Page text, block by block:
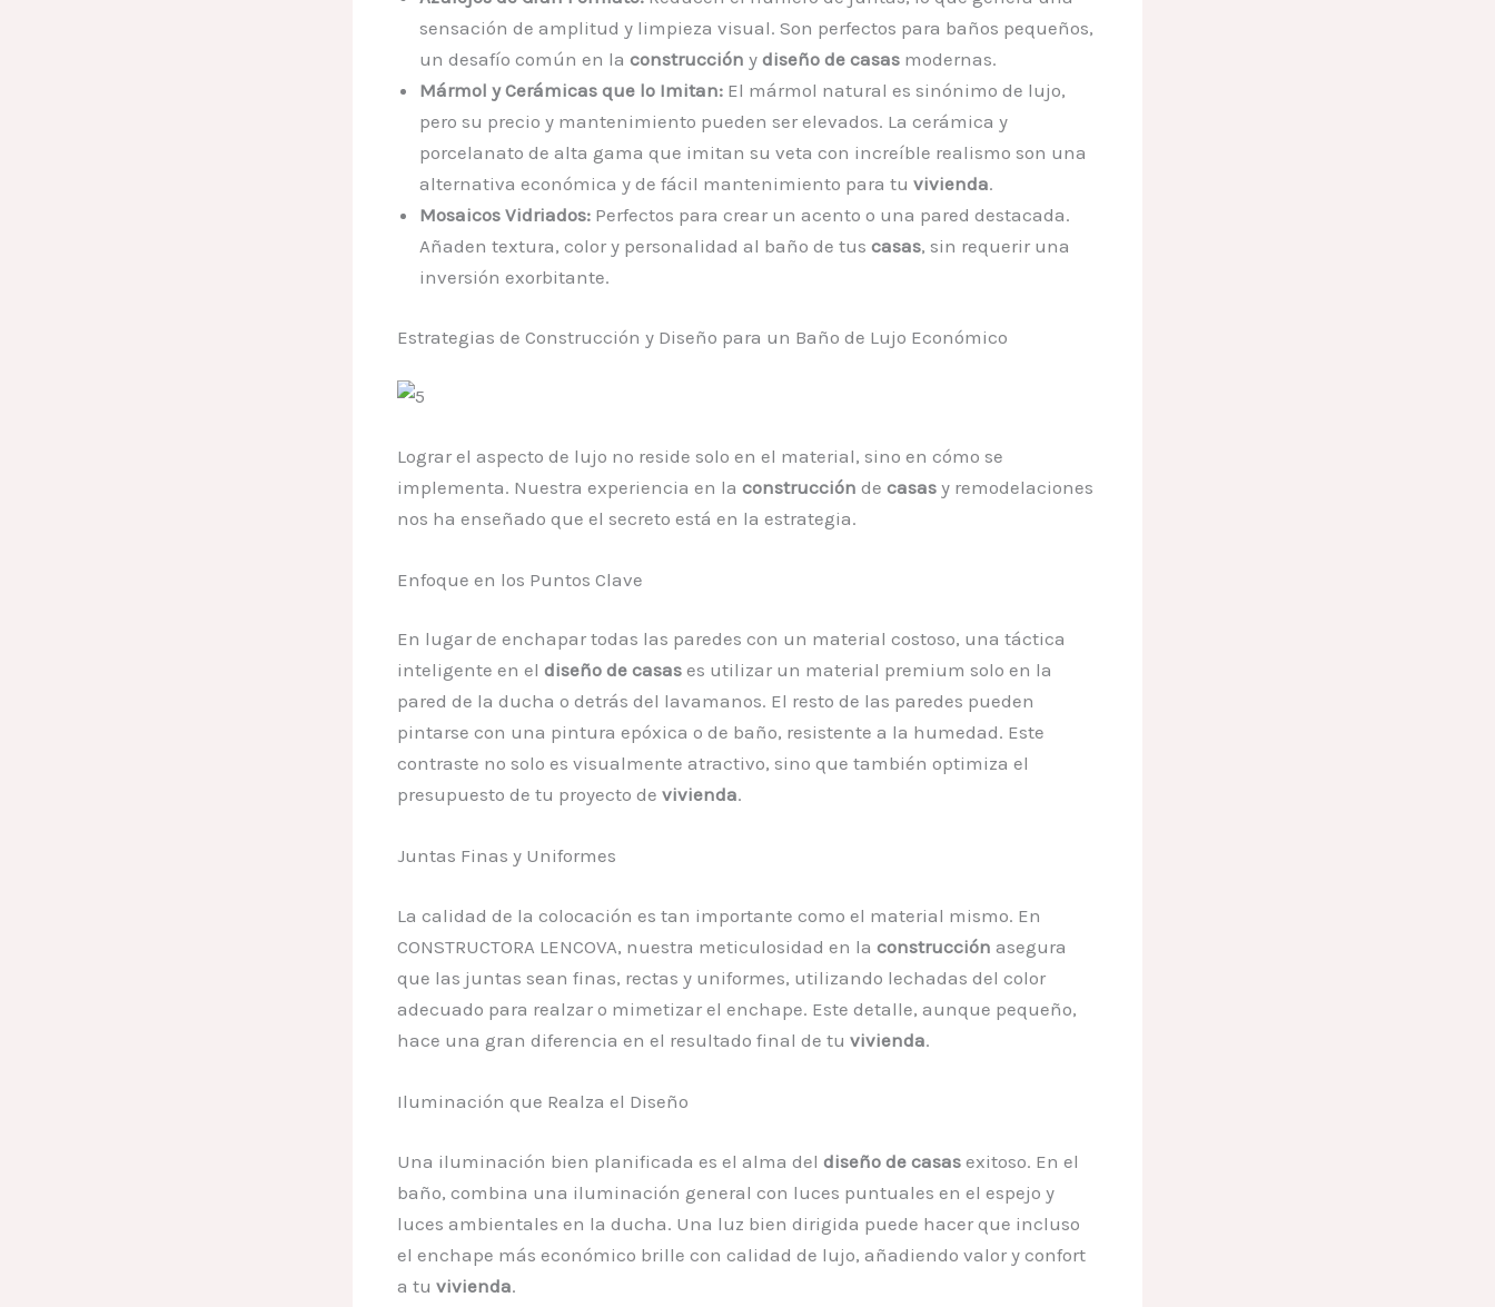
sensación de amplitud y limpieza visual. Son perfectos para baños pequeños,
un desafío común en la construcción y diseño de casas modernas.
Mármol y Cerámicas que lo Imitan: El mármol natural es sinónimo de lujo,
pero su precio y mantenimiento pueden ser elevados. La cerámica y
porcelanato de alta gama que imitan su veta con increíble realismo son una
alternativa económica y de fácil mantenimiento para tu vivienda.
Mosaicos Vidriados: Perfectos para crear un acento o una pared destacada.
Añaden textura, color y personalidad al baño de tus casas, sin requerir una
inversión exorbitante.
Estrategias de Construcción y Diseño para un Baño de Lujo Económico
Lograr el aspecto de lujo no reside solo en el material, sino en cómo se
implementa. Nuestra experiencia en la construcción de casas y remodelaciones
nos ha enseñado que el secreto está en la estrategia.
Enfoque en los Puntos Clave
En lugar de enchapar todas las paredes con un material costoso, una táctica
inteligente en el diseño de casas es utilizar un material premium solo en la
pared de la ducha o detrás del lavamanos. El resto de las paredes pueden
pintarse con una pintura epóxica o de baño, resistente a la humedad. Este
contraste no solo es visualmente atractivo, sino que también optimiza el
presupuesto de tu proyecto de vivienda.
Juntas Finas y Uniformes
La calidad de la colocación es tan importante como el material mismo. En
CONSTRUCTORA LENCOVA, nuestra meticulosidad en la construcción asegura
que las juntas sean finas, rectas y uniformes, utilizando lechadas del color
adecuado para realzar o mimetizar el enchape. Este detalle, aunque pequeño,
hace una gran diferencia en el resultado final de tu vivienda.
Iluminación que Realza el Diseño
Una iluminación bien planificada es el alma del diseño de casas exitoso. En el
baño, combina una iluminación general con luces puntuales en el espejo y
luces ambientales en la ducha. Una luz bien dirigida puede hacer que incluso
el enchape más económico brille con calidad de lujo, añadiendo valor y confort
a tu vivienda.